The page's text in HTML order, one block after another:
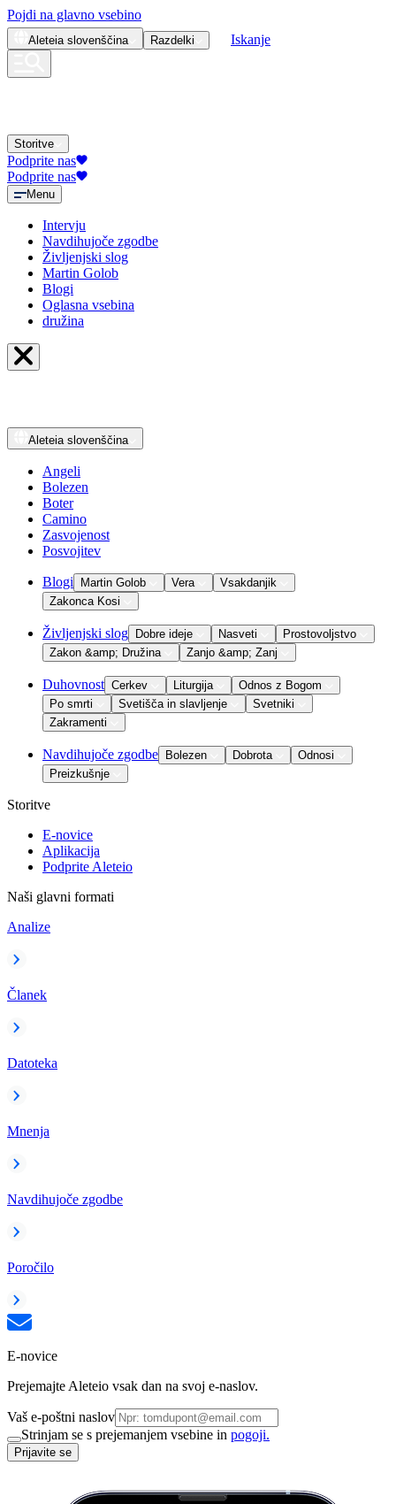
Pojdi na glavno vsebino
Aleteia slovenščina Razdelki Iskanje
Storitve
Podprite nas
Podprite nas
Menu
Intervju
Navdihujoče zgodbe
Življenjski slog
Martin Golob
Blogi
Oglasna vsebina
družina
Aleteia slovenščina
Angeli
Bolezen
Boter
Camino
Zasvojenost
Posvojitev
Blogi Martin Golob Vera
Vsakdanjik
Zakonca Kosi
Življenjski slog Dobre ideje Nasveti
Prostovoljstvo
Zakon &amp; Družina
Zanjo &amp; Zanj
Duhovnost Cerkev Liturgija
Odnos z Bogom
Po smrti
Svetišča in slavljenje
Svetniki
Zakramenti
Navdihujoče zgodbe Bolezen Dobrota
Odnosi
Preizkušnje
Storitve
E-novice
Aplikacija
Podprite Aleteio
Naši glavni formati
Analize
Članek
Datoteka
Mnenja
Navdihujoče zgodbe
Poročilo
E-novice
Prejemajte Aleteio vsak dan na svoj e-naslov.
Vaš e-poštni naslov
Strinjam se s prejemanjem vsebine in pogoji.
Prijavite se